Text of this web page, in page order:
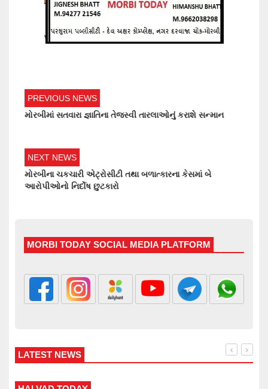
PREVIOUS NEWS
મોરબીમાં સતવારા જ્ઞાતિના તેજસ્વી તારલાઓનું કરાશે સન્માન
NEXT NEWS
મોરબીના ચકચારી એટ્રોસીટી તથા બળાત્કારના કેસમાં બે
આરોપીઓનો નિર્દોષ છુટકારો
MORBI TODAY SOCIAL MEDIA PLATFORM
LATEST NEWS